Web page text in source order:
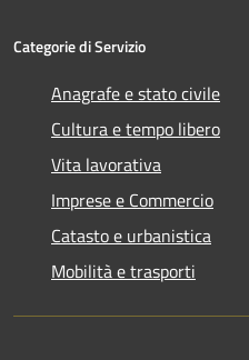
Categorie di Servizio
Anagrafe e stato civile
Cultura e tempo libero
Vita lavorativa
Imprese e Commercio
Catasto e urbanistica
Mobilità e trasporti